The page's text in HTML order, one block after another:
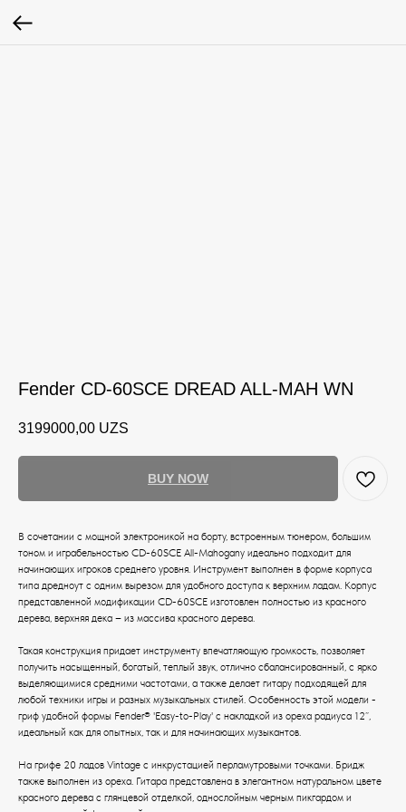
Fender CD-60SCE DREAD ALL-MAH WN
3199000,00 UZS
BUY NOW
В сочетании с мощной электроникой на борту, встроенным тюнером, большим
тоном и играбельностью CD-60SCE All-Mahogany идеально подходит для
начинающих игроков среднего уровня. Инструмент выполнен в форме корпуса
типа дредноут с одним вырезом для удобного доступа к верхним ладам. Корпус
представленной модификации CD-60SCE изготовлен полностью из красного
дерева, верхняя дека – из массива красного дерева.
Такая конструкция придает инструменту впечатляющую громкость, позволяет
получить насыщенный, богатый, теплый звук, отлично сбалансированный, с ярко
выделяющимися средними частотами, а также делает гитару подходящей для
любой техники игры и разных музыкальных стилей. Особенность этой модели -
гриф удобной формы Fender® 'Easy-to-Play' с накладкой из ореха радиуса 12”,
идеальный как для опытных, так и для начинающих музыкантов.
На грифе 20 ладов Vintage с инкрустацией перламутровыми точками. Бридж
также выполнен из ореха. Гитара представлена в элегантном натуральном цвете
красного дерева с глянцевой отделкой, однослойным черным пикгардом и